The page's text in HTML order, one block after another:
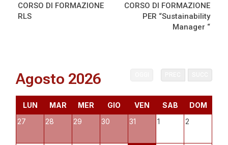
CORSO DI FORMAZIONE
RLS
CORSO DI FORMAZIONE
PER “Sustainability
Manager “
Agosto 2026
LUN MAR MER GIO VEN SAB
DOM
27
28 29 30 31 1 2